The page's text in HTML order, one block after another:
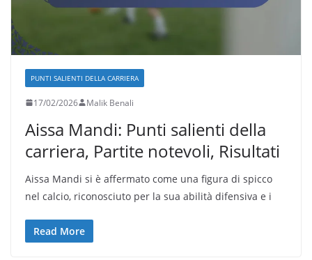
PUNTI SALIENTI DELLA CARRIERA
17/02/2026 Malik Benali
Aissa Mandi: Punti salienti della
carriera, Partite notevoli, Risultati
Aissa Mandi si è affermato come una figura di spicco
nel calcio, riconosciuto per la sua abilità difensiva e i
Read More